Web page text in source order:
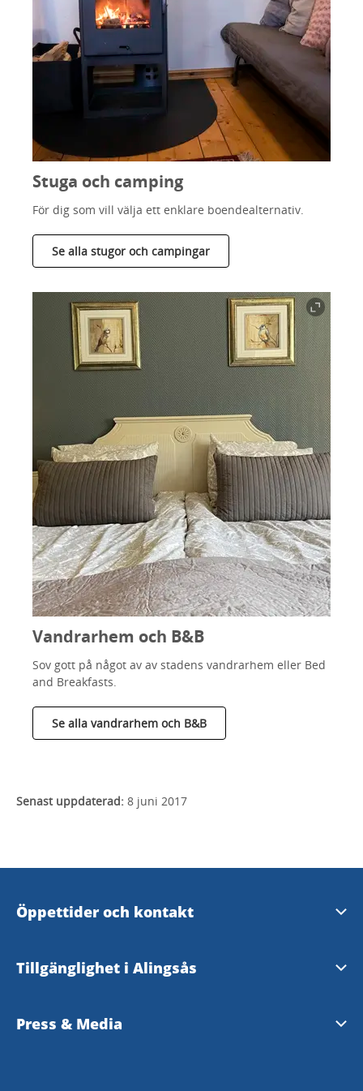
Stuga och camping
För dig som vill välja ett enklare boendealternativ.
Se alla stugor och campingar
Vandrarhem och B&B
Sov gott på något av av stadens vandrarhem eller Bed
and Breakfasts.
Se alla vandrarhem och B&B
Senast uppdaterad: 8 juni 2017
Öppettider och kontakt
Öppettider och kontakt
Tillgänglighet i Alingsås
Tillgänglighetsguide - TD
Press & Media